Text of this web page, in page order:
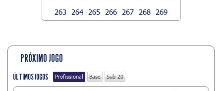
263
264 265 266 267 268 269
PRÓXIMO JOGO
ÚLTIMOS JOGOS Profissional Base Sub-20